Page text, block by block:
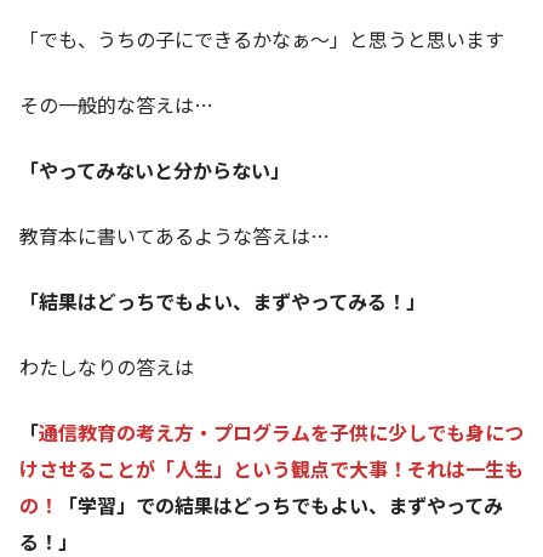
「でも、うちの子にできるかなぁ～」と思うと思います
その一般的な答えは…
「やってみないと分からない」
教育本に書いてあるような答えは…
「結果はどっちでもよい、まずやってみる！」
わたしなりの答えは
「通信教育の考え方・プログラムを子供に少しでも身につ
けさせることが「人生」という観点で大事！それは一生も
の！
「学習」での結果はどっちでもよい、まずやってみ
る！」